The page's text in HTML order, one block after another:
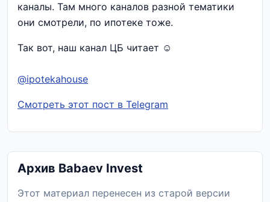
каналы. Там много каналов разной тематики
они смотрели, по ипотеке тоже.
Так вот, наш канал ЦБ читает ☺️
@ipotekahouse
Смотреть этот пост в Telegram
Архив Babaev Invest
Этот материал перенесен из старой версии